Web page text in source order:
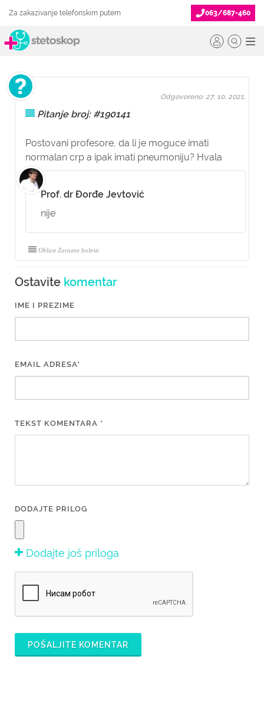
Za zakazivanje telefonskim putem 063/687-460
Pitanje broj: #190141
Postovani profesore, da li je moguce imati
normalan crp a ipak imati pneumoniju? Hvala
Odgovoreno: 27. 10. 2021.
Prof. dr Đorđe Jevtović
nije
Oblast Zarazne bolesti
Ostavite komentar
IME I PREZIME
EMAIL ADRESA*
TEKST KOMENTARA *
DODAJTE PRILOG
Dodajte još priloga
POŠALJITE KOMENTAR